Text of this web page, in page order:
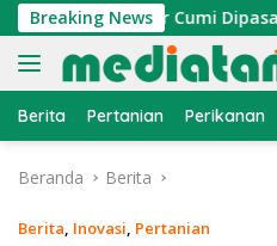
Langsung
ke
konten
Breaking News
Atraktor Cumi Dipasang di
Berita Pertanian Perikanan
Beranda Berita
Berita, Inovasi, Pertanian